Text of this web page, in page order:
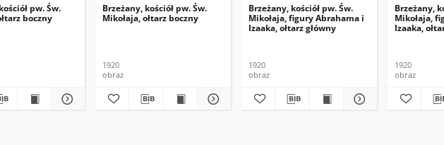
pw. Św.
boczny
Brzeżany, kościół pw. Św.
Mikołaja, ołtarz boczny
1920
obraz
Brzeżany, kościół pw. Św.
Mikołaja, figury Abrahama i
Izaaka, ołtarz główny
1920
obraz
Brzeżany,
Mikołaja,
Izaaka,
1920
obraz